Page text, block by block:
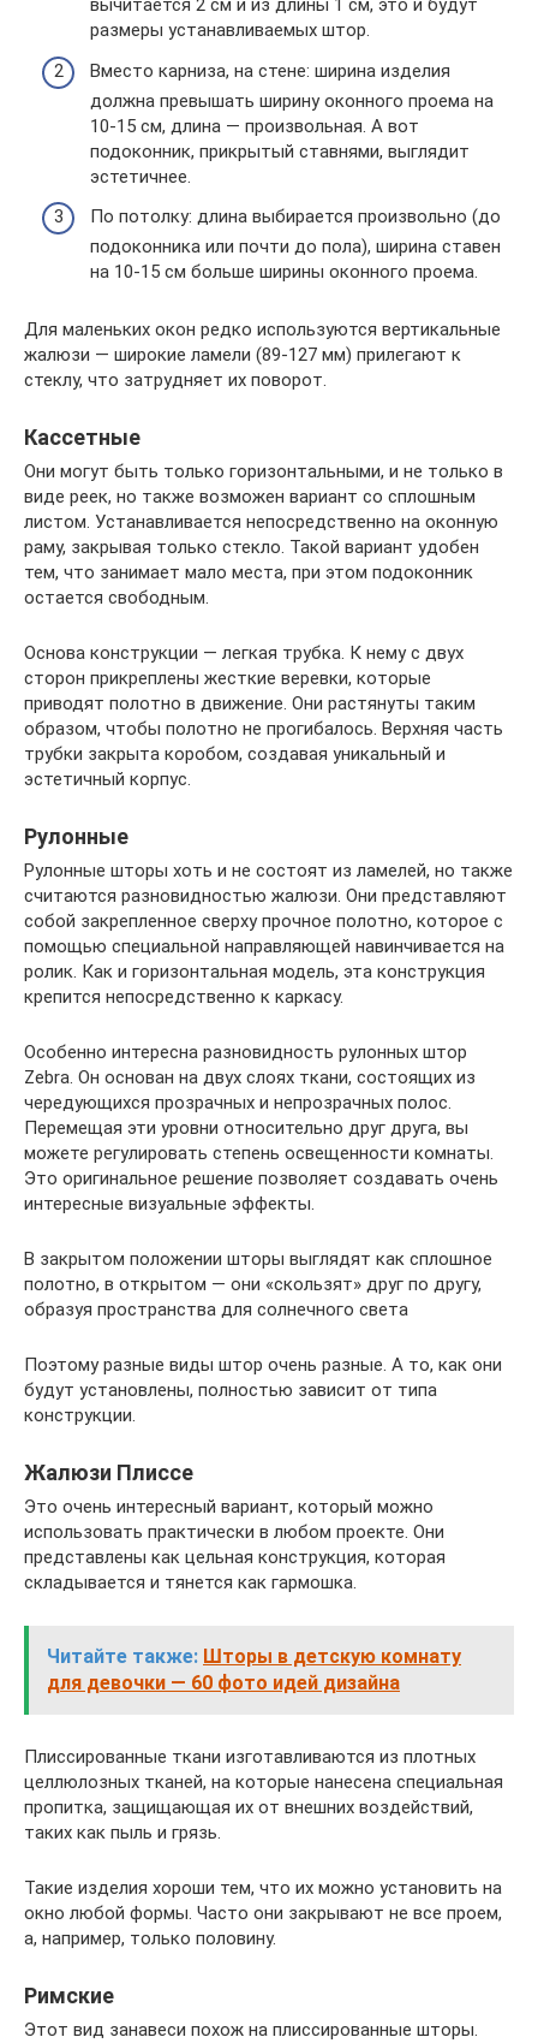
вычитается 2 см и из длины 1 см, это и будут
размеры устанавливаемых штор.
Вместо карниза, на стене: ширина изделия
должна превышать ширину оконного проема на
10-15 см, длина — произвольная. А вот
подоконник, прикрытый ставнями, выглядит
эстетичнее.
По потолку: длина выбирается произвольно (до
подоконника или почти до пола), ширина ставен
на 10-15 см больше ширины оконного проема.
Для маленьких окон редко используются вертикальные
жалюзи — широкие ламели (89-127 мм) прилегают к
стеклу, что затрудняет их поворот.
Кассетные
Они могут быть только горизонтальными, и не только в
виде реек, но также возможен вариант со сплошным
листом. Устанавливается непосредственно на оконную
раму, закрывая только стекло. Такой вариант удобен
тем, что занимает мало места, при этом подоконник
остается свободным.
Основа конструкции — легкая трубка. К нему с двух
сторон прикреплены жесткие веревки, которые
приводят полотно в движение. Они растянуты таким
образом, чтобы полотно не прогибалось. Верхняя часть
трубки закрыта коробом, создавая уникальный и
эстетичный корпус.
Рулонные
Рулонные шторы хоть и не состоят из ламелей, но также
считаются разновидностью жалюзи. Они представляют
собой закрепленное сверху прочное полотно, которое с
помощью специальной направляющей навинчивается на
ролик. Как и горизонтальная модель, эта конструкция
крепится непосредственно к каркасу.
Особенно интересна разновидность рулонных штор
Zebra. Он основан на двух слоях ткани, состоящих из
чередующихся прозрачных и непрозрачных полос.
Перемещая эти уровни относительно друг друга, вы
можете регулировать степень освещенности комнаты.
Это оригинальное решение позволяет создавать очень
интересные визуальные эффекты.
В закрытом положении шторы выглядят как сплошное
полотно, в открытом — они «скользят» друг по другу,
образуя пространства для солнечного света
Поэтому разные виды штор очень разные. А то, как они
будут установлены, полностью зависит от типа
конструкции.
Жалюзи Плиссе
Это очень интересный вариант, который можно
использовать практически в любом проекте. Они
представлены как цельная конструкция, которая
складывается и тянется как гармошка.
Читайте также: Шторы в детскую комнату
для девочки — 60 фото идей дизайна
Плиссированные ткани изготавливаются из плотных
целлюлозных тканей, на которые нанесена специальная
пропитка, защищающая их от внешних воздействий,
таких как пыль и грязь.
Такие изделия хороши тем, что их можно установить на
окно любой формы. Часто они закрывают не все проем,
а, например, только половину.
Римские
Этот вид занавеси похож на плиссированные шторы.